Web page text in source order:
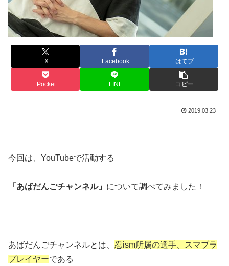
X Facebook はてブ
Pocket LINE コピー
2019.03.23
今回は、YouTubeで活動する
「あばだんごチャンネル」 について調べてみました！
あばだんごチャンネルとは、 忍ism所属の選手、スマブラ
プレイヤーである